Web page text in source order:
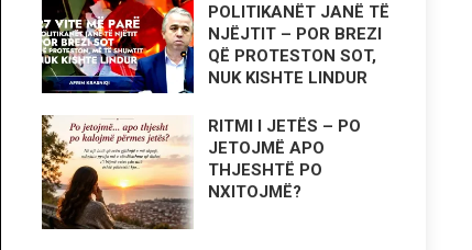
POLITIKANËT JANË TË
NJËJTIT – POR BREZI
QË PROTESTON SOT,
NUK KISHTE LINDUR
RITMI I JETËS – PO
JETOJMË APO
THJESHTË PO
NXITOJMË?